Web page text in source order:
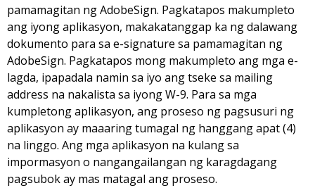
pamamagitan ng AdobeSign. Pagkatapos makumpleto
ang iyong aplikasyon, makakatanggap ka ng dalawang
dokumento para sa e-signature sa pamamagitan ng
AdobeSign. Pagkatapos mong makumpleto ang mga e-
lagda, ipapadala namin sa iyo ang tseke sa mailing
address na nakalista sa iyong W-9. Para sa mga
kumpletong aplikasyon, ang proseso ng pagsusuri ng
aplikasyon ay maaaring tumagal ng hanggang apat (4)
na linggo. Ang mga aplikasyon na kulang sa
impormasyon o nangangailangan ng karagdagang
pagsubok ay mas matagal ang proseso.